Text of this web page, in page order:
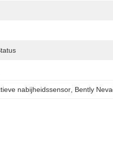
nabijheidssensor Bently